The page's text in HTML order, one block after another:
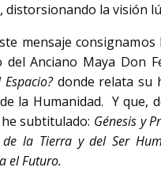
distorsionando la visión
mensaje
del Anciano Maya Don
donde relata su
la Humanidad. Y que,
subtitulado: Génesis y
de la Tierra y del Ser
el Futuro.